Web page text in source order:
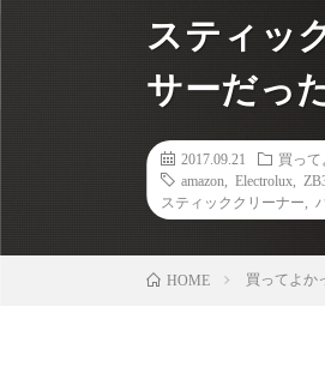
スティッ
サーだっ
2017.09.21 買って
amazon ,Electrolux
スティッククリーナー
HOME 買ってよか